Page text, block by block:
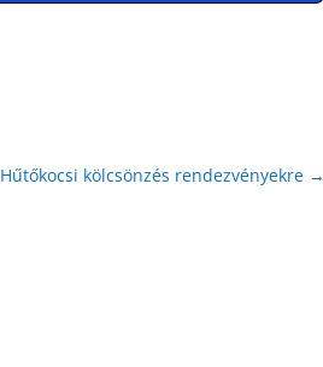
Hűtőkocsi kölcsönzés rendezvényekre→